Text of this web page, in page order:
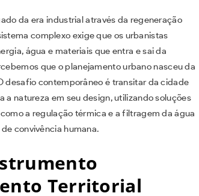
da era industrial através da regeneração
complexo exige que os urbanistas
água e materiais que entra e sai da
que o planejamento urbano nasceu da
desafio contemporâneo é transitar da cidade
natureza em seu design, utilizando soluções
a regulação térmica e a filtragem da água
convivência humana.
Territorial